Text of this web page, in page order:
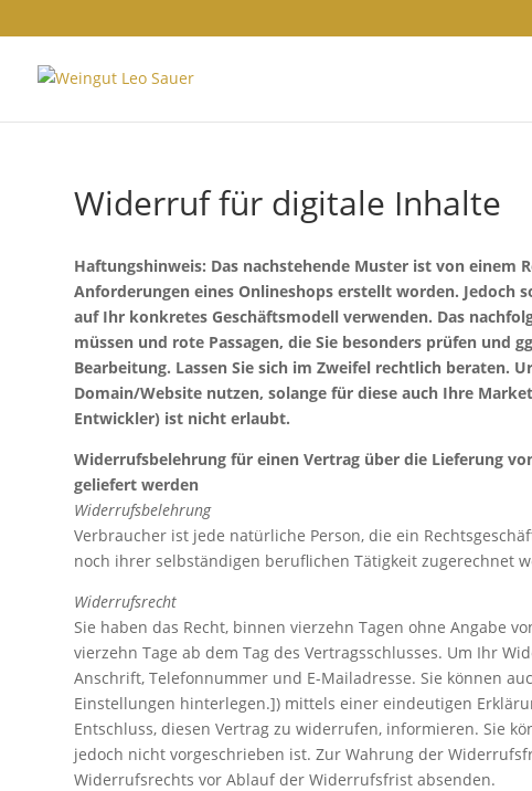
Widerruf für digitale Inhalte
Haftungshinweis: Das nachstehende Muster ist von einem
Anforderungen eines Onlineshops erstellt worden. Jedoch
auf Ihr konkretes Geschäftsmodell verwenden. Das
müssen und rote Passagen, die Sie besonders prüfen und
Bearbeitung. Lassen Sie sich im Zweifel rechtlich beraten.
Domain/Website nutzen, solange für diese auch Ihre
Entwickler) ist nicht erlaubt.
Widerrufsbelehrung für einen Vertrag über die Lieferung
geliefert werden
Widerrufsbelehrung
Verbraucher ist jede natürliche Person, die ein
noch ihrer selbständigen beruflichen Tätigkeit zugerechnet
Widerrufsrecht
Sie haben das Recht, binnen vierzehn Tagen ohne Angabe
vierzehn Tage ab dem Tag des Vertragsschlusses. Um Ihr
Anschrift, Telefonnummer und E-Mailadresse. Sie können
Einstellungen hinterlegen.]) mittels einer eindeutigen
Entschluss, diesen Vertrag zu widerrufen, informieren. Sie
jedoch nicht vorgeschrieben ist. Zur Wahrung der
Widerrufsrechts vor Ablauf der Widerrufsfrist absenden.